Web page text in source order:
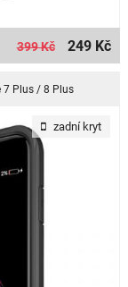
399 Kč 249 Kč
7 Plus / 8 Plus
zadní kryt